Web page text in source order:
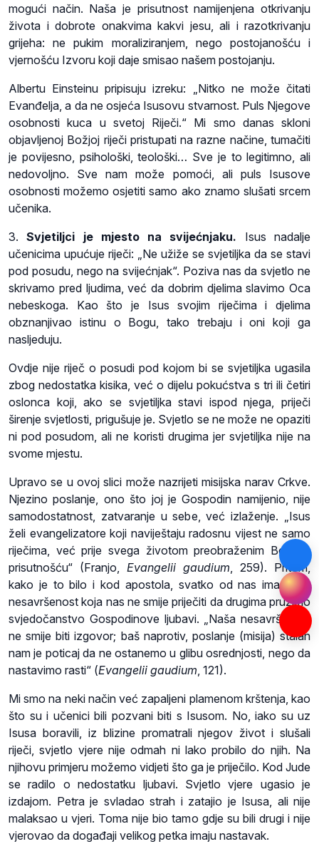
mogući način. Naša je prisutnost namijenjena otkrivanju
života i dobrote onakvima kakvi jesu, ali i razotkrivanju
grijeha: ne pukim moraliziranjem, nego postojanošću i
vjernošću Izvoru koji daje smisao našem postojanju.
Albertu Einsteinu pripisuju izreku: „Nitko ne može čitati
Evanđelja, a da ne osjeća Isusovu stvarnost. Puls Njegove
osobnosti kuca u svetoj Riječi.“ Mi smo danas skloni
objavljenoj Božjoj riječi pristupati na razne načine, tumačiti
je povijesno, psihološki, teološki… Sve je to legitimno, ali
nedovoljno. Sve nam može pomoći, ali puls Isusove
osobnosti možemo osjetiti samo ako znamo slušati srcem
učenika.
3.Svjetiljci je mjesto na svijećnjaku. Isus nadalje
učenicima upućuje riječi: „Ne užiže se svjetiljka da se stavi
pod posudu, nego na svijećnjak“. Poziva nas da svjetlo ne
skrivamo pred ljudima, već da dobrim djelima slavimo Oca
nebeskoga. Kao što je Isus svojim riječima i djelima
obznanjivao istinu o Bogu, tako trebaju i oni koji ga
nasljeduju.
Ovdje nije riječ o posudi pod kojom bi se svjetiljka ugasila
zbog nedostatka kisika, već o dijelu pokućstva s tri ili četiri
oslonca koji, ako se svjetiljka stavi ispod njega, priječi
širenje svjetlosti, prigušuje je. Svjetlo se ne može ne opaziti
ni pod posudom, ali ne koristi drugima jer svjetiljka nije na
svome mjestu.
Upravo se u ovoj slici može nazrijeti misijska narav Crkve.
Njezino poslanje, ono što joj je Gospodin namijenio, nije
samodostatnost, zatvaranje u sebe, već izlaženje. „Isus
želi evangelizatore koji naviještaju radosnu vijest ne samo
riječima, već prije svega životom preobraženim Božjom
prisutnošću“ (Franjo, Evangelii gaudium, 259). Pritom,
kako je to bilo i kod apostola, svatko od nas ima neku
nesavršenost koja nas ne smije priječiti da drugima pružimo
svjedočanstvo Gospodinove ljubavi. „Naša nesavršenost
ne smije biti izgovor; baš naprotiv, poslanje (misija) stalan
nam je poticaj da ne ostanemo u glibu osrednjosti, nego da
nastavimo rasti“ (Evangelii gaudium, 121).
Mi smo na neki način već zapaljeni plamenom krštenja, kao
što su i učenici bili pozvani biti s Isusom. No, iako su uz
Isusa boravili, iz blizine promatrali njegov život i slušali
riječi, svjetlo vjere nije odmah ni lako probilo do njih. Na
njihovu primjeru možemo vidjeti što ga je priječilo. Kod Jude
se radilo o nedostatku ljubavi. Svjetlo vjere ugasio je
izdajom. Petra je svladao strah i zatajio je Isusa, ali nije
malaksao u vjeri. Toma nije bio tamo gdje su bili drugi i nije
vjerovao da događaji velikog petka imaju nastavak.